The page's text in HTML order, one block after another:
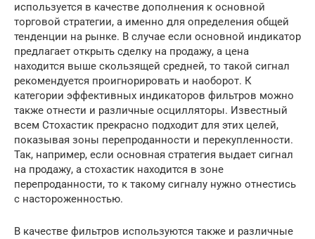
используется в качестве дополнения к основной
торговой стратегии, а именно для определения общей
тенденции на рынке. В случае если основной индикатор
предлагает открыть сделку на продажу, а цена
находится выше скользящей средней, то такой сигнал
рекомендуется проигнорировать и наоборот. К
категории эффективных индикаторов фильтров можно
также отнести и различные осцилляторы. Известный
всем Стохастик прекрасно подходит для этих целей,
показывая зоны перепроданности и перекупленности.
Так, например, если основная стратегия выдает сигнал
на продажу, а стохастик находится в зоне
перепроданности, то к такому сигналу нужно отнестись
с настороженностью.
В качестве фильтров используются также и различные